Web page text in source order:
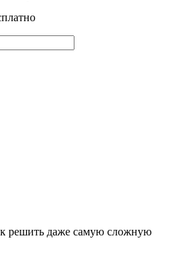
решить даже самую сложную